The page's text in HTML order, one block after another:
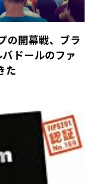
の開幕戦、ブラ
ドールのファ
た